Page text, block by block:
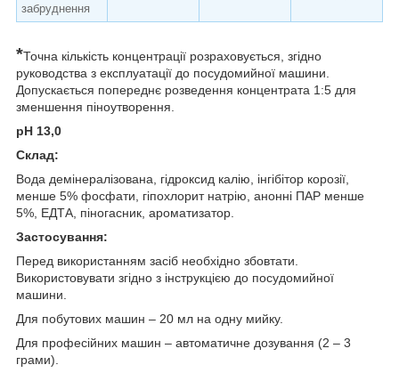
забруднення
*Точна кількість концентрації розраховується, згідно
руководства з експлуатації до посудомийної машини.
Допускається попереднє розведення концентрата 1:5 для
зменшення піноутворення.
рН 13,0
Склад:
Вода демінералізована, гідроксид калію, інгібітор корозії,
менше 5% фосфати, гіпохлорит натрію, анонні ПАР менше
5%, ЕДТА, піногасник, ароматизатор.
Застосування:
Перед використанням засіб необхідно збовтати.
Використовувати згідно з інструкцією до посудомийної
машини.
Для побутових машин – 20 мл на одну мийку.
Для професійних машин – автоматичне дозування (2 – 3
грами).